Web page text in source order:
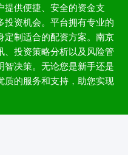
提供便捷、安全的资金支
资机会。平台拥有专业的
定制适合的配资方案。南京
、投资策略分析以及风险管
决策。无论您是新手还是
质的服务和支持，助您实现